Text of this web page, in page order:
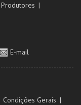
Produtores
E-mail
Condições Gerais